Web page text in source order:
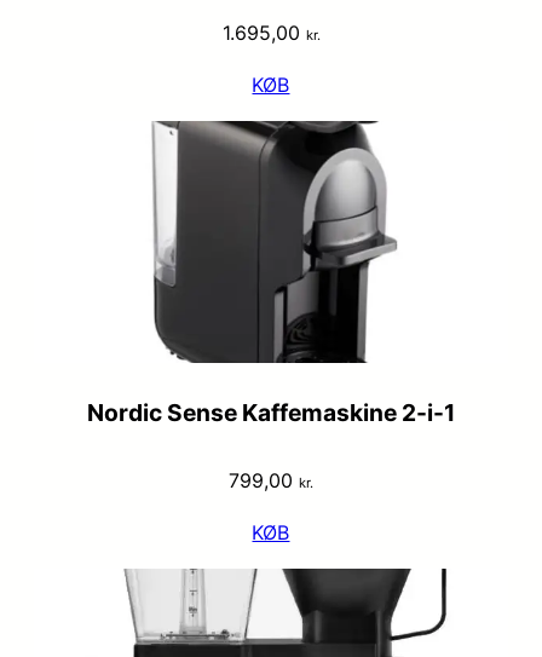
1.695,00 kr.
KØB
Nordic Sense Kaffemaskine 2-i-1
799,00 kr.
KØB